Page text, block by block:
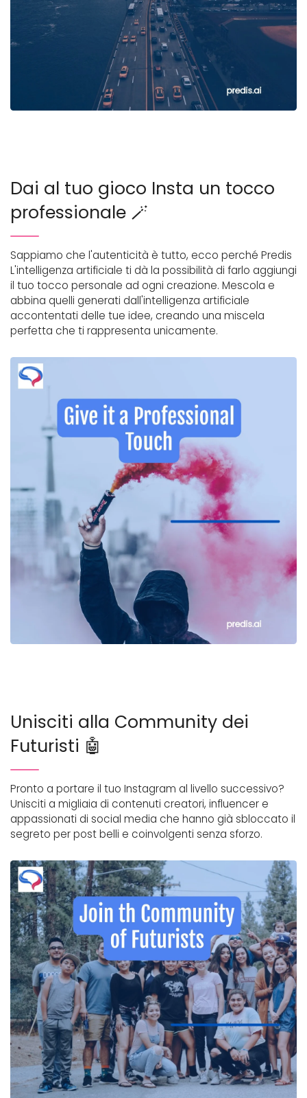
Dai al tuo gioco Insta un tocco
professionale 🪄
Sappiamo che l'autenticità è tutto, ecco perché Predis
L'intelligenza artificiale ti dà la possibilità di farlo aggiungi
il tuo tocco personale ad ogni creazione. Mescola e
abbina quelli generati dall'intelligenza artificiale
accontentati delle tue idee, creando una miscela
perfetta che ti rappresenta unicamente.
Unisciti alla Community dei
Futuristi 🤖
Pronto a portare il tuo Instagram al livello successivo?
Unisciti a migliaia di contenuti creatori, influencer e
appassionati di social media che hanno già sbloccato il
segreto per post belli e coinvolgenti senza sforzo.